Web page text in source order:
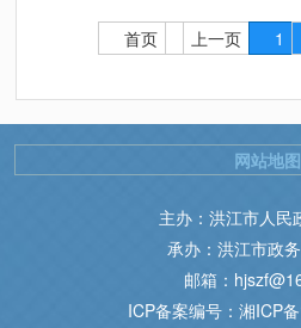
首页 上一页 1
主办：洪江市人民
承办：洪江市政
邮箱：
ICP备案编号：湘ICP
网站地图